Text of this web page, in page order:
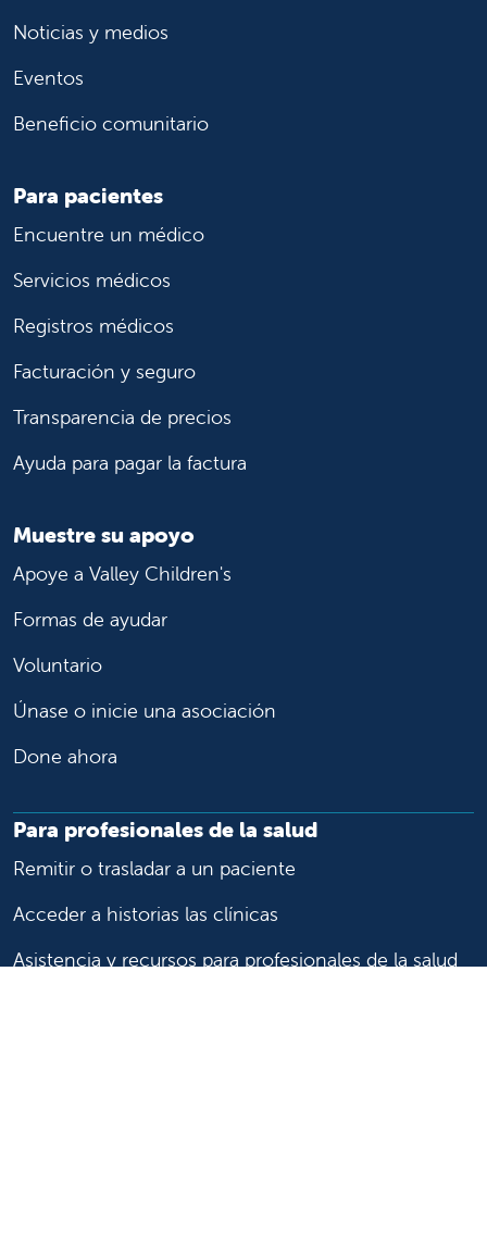
Noticias y medios
Eventos
Beneficio comunitario
Para pacientes
Encuentre un médico
Servicios médicos
Registros médicos
Facturación y seguro
Transparencia de precios
Ayuda para pagar la factura
Muestre su apoyo
Apoye a Valley Children's
Formas de ayudar
Voluntario
Únase o inicie una asociación
Done ahora
Para profesionales de la salud
Remitir o trasladar a un paciente
Acceder a historias las clínicas
Asistencia y recursos para profesionales de la salud